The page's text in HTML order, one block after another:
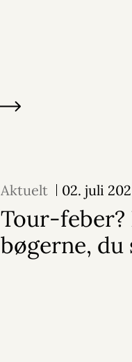
Aktuelt 02. juli
Tour-feber?
bøgerne, du